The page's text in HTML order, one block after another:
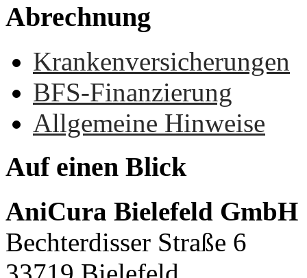
Abrechnung
Krankenversicherungen
BFS-Finanzierung
Allgemeine Hinweise
Auf einen Blick
AniCura Bielefeld GmbH
Bechterdisser Straße 6